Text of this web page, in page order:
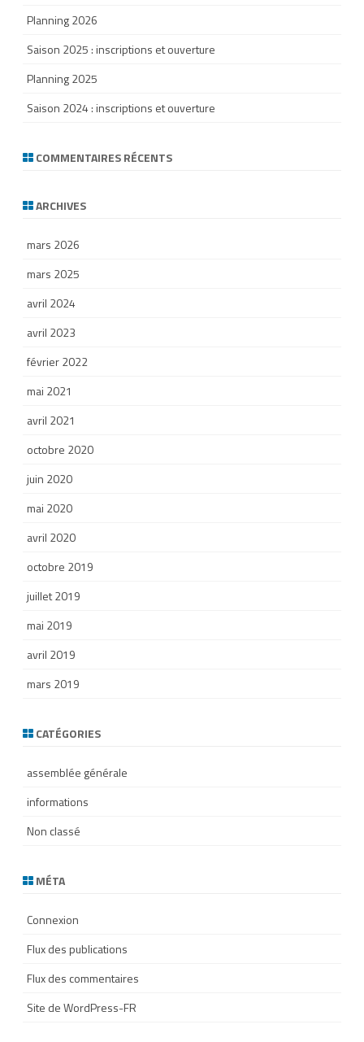
Planning 2026
Saison 2025 : inscriptions et ouverture
Planning 2025
Saison 2024 : inscriptions et ouverture
COMMENTAIRES RÉCENTS
ARCHIVES
mars 2026
mars 2025
avril 2024
avril 2023
février 2022
mai 2021
avril 2021
octobre 2020
juin 2020
mai 2020
avril 2020
octobre 2019
juillet 2019
mai 2019
avril 2019
mars 2019
CATÉGORIES
assemblée générale
informations
Non classé
MÉTA
Connexion
Flux des publications
Flux des commentaires
Site de WordPress-FR